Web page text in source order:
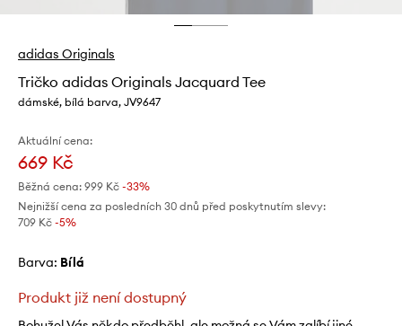
adidas Originals
Tričko adidas Originals Jacquard Tee
dámské, bílá barva, JV9647
Aktuální cena:
669 Kč
Běžná cena: 999 Kč -33%
Nejnižší cena za posledních 30 dnů před poskytnutím slevy:
709 Kč -5%
Barva: bílá
Produkt již není dostupný